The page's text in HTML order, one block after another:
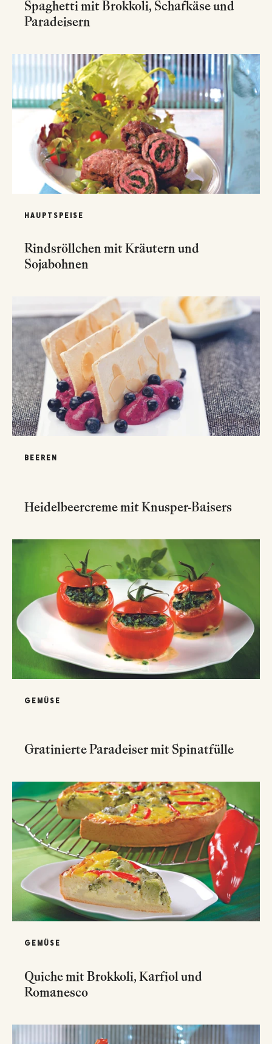
Spaghetti mit Brokkoli, Schafkäse und
Paradeisern
HAUPTSPEISE
Rindsröllchen mit Kräutern und
Sojabohnen
BEEREN
Heidelbeercreme mit Knusper-Baisers
GEMÜSE
Gratinierte Paradeiser mit Spinatfülle
GEMÜSE
Quiche mit Brokkoli, Karfiol und
Romanesco